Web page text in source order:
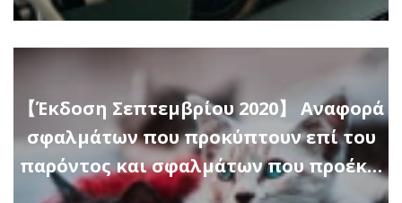
【Έκδοση Σεπτεμβρίου 2020】 Αναφορά
σφαλμάτων που προκύπτουν επί του
παρόντος και σφαλμάτων που προέκ…